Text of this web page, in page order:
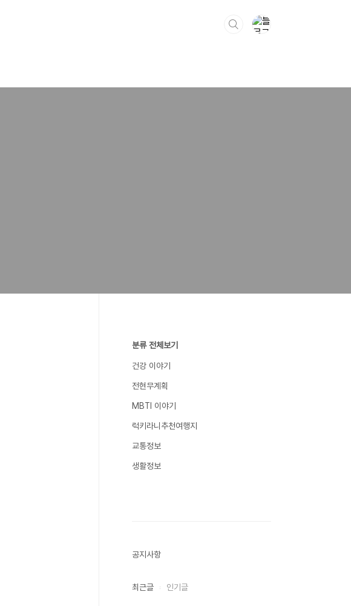
분류 전체보기
건강 이야기
전현무계획
MBTI 이야기
럭키라니추천여행지
교통정보
생활정보
공지사항
최근글 인기글